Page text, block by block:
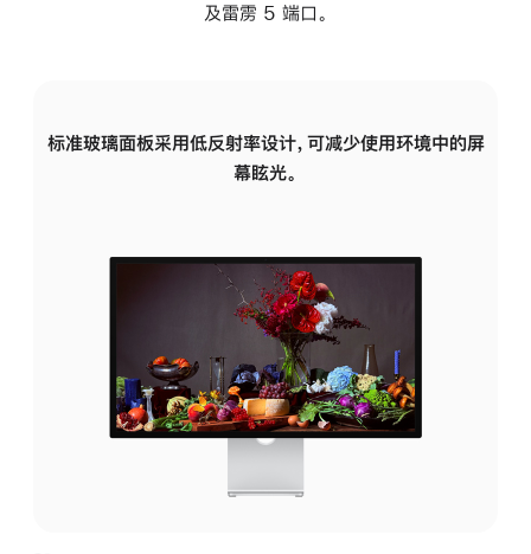
及雷雳 5 端口。
标准玻璃面板采用低反射率设计，可减少使用环境中的屏
幕眩光。